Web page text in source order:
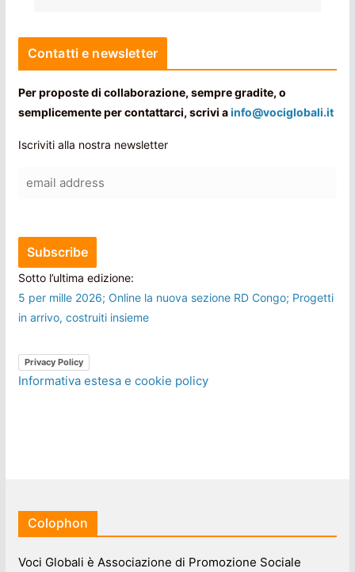
Contatti e newsletter
Per proposte di collaborazione, sempre gradite, o
semplicemente per contattarci, scrivi ainfo@vociglobali.it
Iscriviti alla nostra newsletter
Sotto l’ultima edizione:
5 per mille 2026; Online la nuova sezione RD Congo; Progetti
in arrivo, costruiti insieme
Privacy Policy
Informativa estesa e cookie policy
Colophon
Voci Globali è Associazione di Promozione Sociale